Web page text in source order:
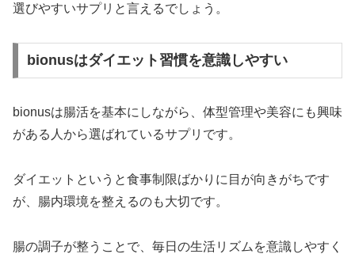
選びやすいサプリと言えるでしょう。
bionusはダイエット習慣を意識しやすい
bionusは腸活を基本にしながら、体型管理や美容にも興味
がある人から選ばれているサプリです。
ダイエットというと食事制限ばかりに目が向きがちです
が、腸内環境を整えるのも大切です。
腸の調子が整うことで、毎日の生活リズムを意識しやすく